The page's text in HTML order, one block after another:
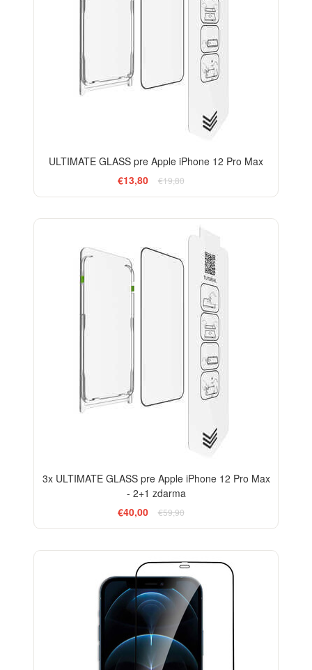
ULTIMATE GLASS pre Apple iPhone 12 Pro Max
€13,80
€19,80
3x ULTIMATE GLASS pre Apple iPhone 12 Pro Max
- 2+1 zdarma
€40,00
€59,90